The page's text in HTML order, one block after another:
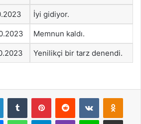
İyi gidiyor.
Memnun kaldı.
Yenilikçi bir tarz denendi.
LinkedInTumblr PinterestReddit VKontakte
MessengerWhatsAppTelegramViber Line E-Posta ile